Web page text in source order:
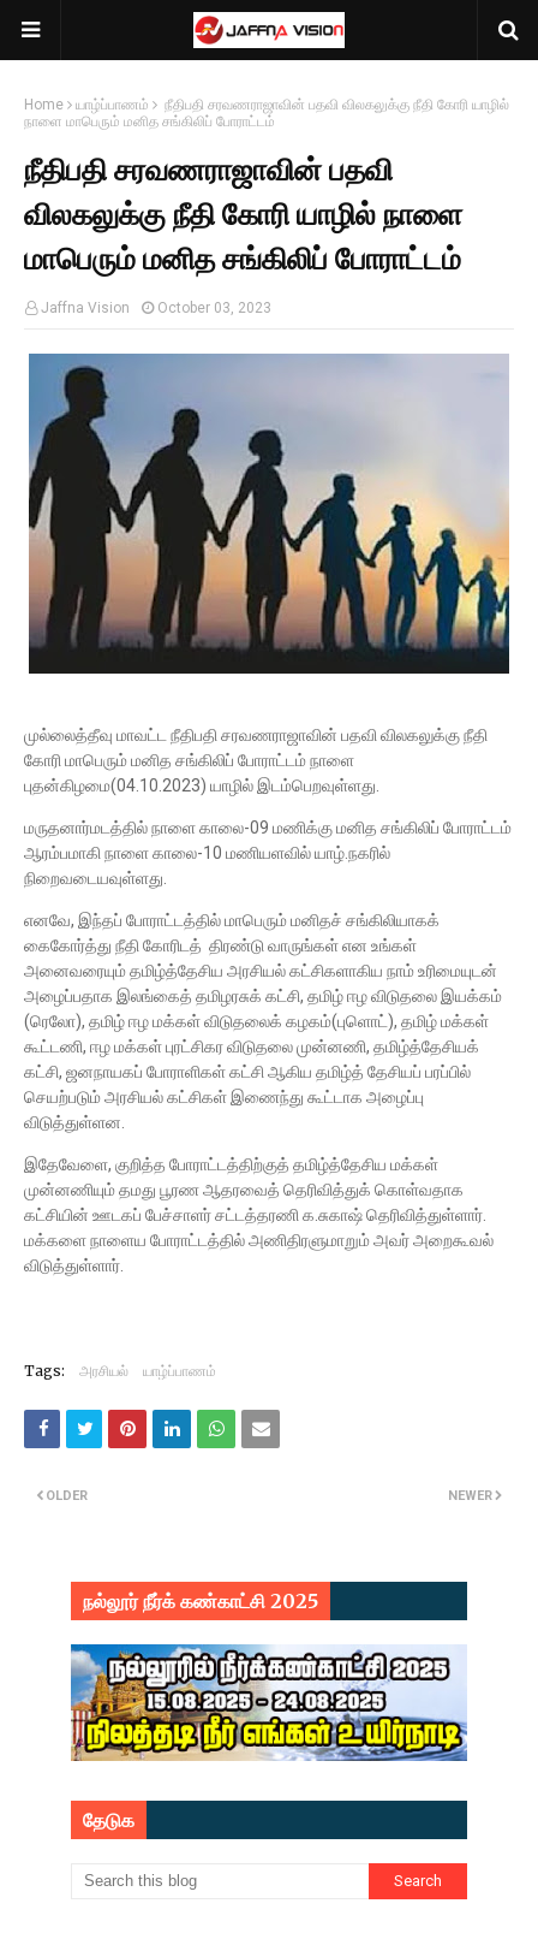
Home யாழ்ப்பாணம்
நீதிபதி சரவணராஜாவின் பதவி விலகலுக்கு நீதி கோரி யாழில்
நாளை மாபெரும் மனித சங்கிலிப் போராட்டம்
நீதிபதி சரவணராஜாவின் பதவி
விலகலுக்கு நீதி கோரி யாழில் நாளை
மாபெரும் மனித சங்கிலிப் போராட்டம்
Jaffna Vision October 03, 2023
முல்லைத்தீவு மாவட்ட நீதிபதி சரவணராஜாவின் பதவி விலகலுக்கு நீதி
கோரி மாபெரும் மனித சங்கிலிப் போராட்டம் நாளை
புதன்கிழமை(04.10.2023) யாழில் இடம்பெறவுள்ளது.
மருதனார்மடத்தில் நாளை காலை-09 மணிக்கு மனித சங்கிலிப் போராட்டம்
ஆரம்பமாகி நாளை காலை-10 மணியளவில் யாழ்.நகரில்
நிறைவடையவுள்ளது.
எனவே, இந்தப் போராட்டத்தில் மாபெரும் மனிதச் சங்கிலியாகக்
கைகோர்த்து நீதி கோரிடத் திரண்டு வாருங்கள் என உங்கள்
அனைவரையும் தமிழ்த்தேசிய அரசியல் கட்சிகளாகிய நாம் உரிமையுடன்
அழைப்பதாக இலங்கைத் தமிழரசுக் கட்சி, தமிழ் ஈழ விடுதலை இயக்கம்
(ரெலோ), தமிழ் ஈழ மக்கள் விடுதலைக் கழகம்(புளொட்), தமிழ் மக்கள்
கூட்டணி, ஈழ மக்கள் புரட்சிகர விடுதலை முன்னணி, தமிழ்த்தேசியக்
கட்சி, ஜனநாயகப் போராளிகள் கட்சி ஆகிய தமிழ்த் தேசியப் பரப்பில்
செயற்படும் அரசியல் கட்சிகள் இணைந்து கூட்டாக அழைப்பு
விடுத்துள்ளன.
இதேவேளை, குறித்த போராட்டத்திற்குத் தமிழ்த்தேசிய மக்கள்
முன்னணியும் தமது பூரண ஆதரவைத் தெரிவித்துக் கொள்வதாக
கட்சியின் ஊடகப் பேச்சாளர் சட்டத்தரணி க.சுகாஷ் தெரிவித்துள்ளார்.
மக்களை நாளைய போராட்டத்தில் அணிதிரளுமாறும் அவர் அறைகூவல்
விடுத்துள்ளார்.
Tags: அரசியல் யாழ்ப்பாணம்
NEWER
OLDER
நல்லூர் நீர்க் கண்காட்சி 2025
தேடுக